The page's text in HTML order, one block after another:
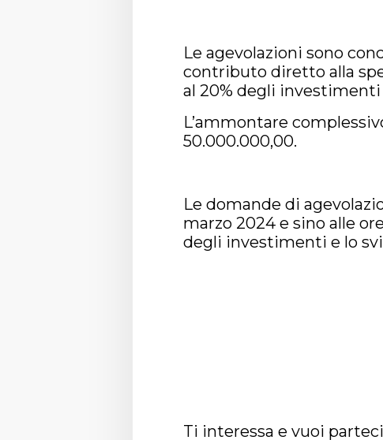
Le agevolazioni sono
contributo diretto alla
al 20% degli
L’ammontare
50.000.000,00.
Le domande di
marzo 2024 e sino alle
degli investimenti e lo
Ti interessa e vuoi